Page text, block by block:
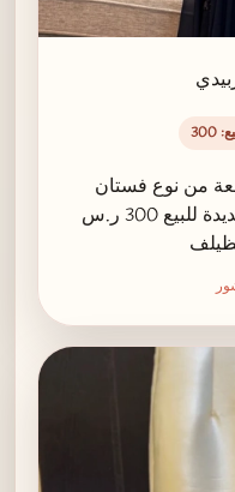
300
من نوع فستان
سهرة، حجم S، لون كحلي، جديدة للبيع 300 ر.س